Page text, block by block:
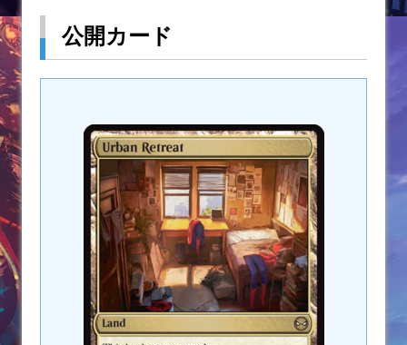
公開カード